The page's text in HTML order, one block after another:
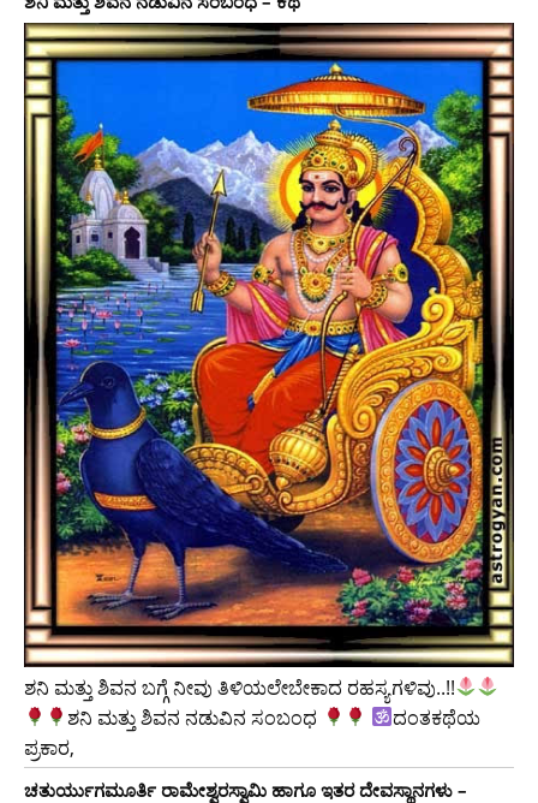
ಶನಿ ಮತ್ತು ಶಿವನ ಬಗ್ಗೆ ನೀವು ತಿಳಿಯಲೇಬೇಕಾದ ರಹಸ್ಯಗಳಿವು..!!
ಶನಿ ಮತ್ತು ಶಿವನ ನಡುವಿನ ಸಂಬಂಧ
ದಂತಕಥೆಯ
ಪ್ರಕಾರ,
ಚತುರ್ಯುಗಮೂರ್ತಿ ರಾಮೇಶ್ವರಸ್ವಾಮಿ ಹಾಗೂ ಇತರ ದೇವಸ್ಥಾನಗಳು –